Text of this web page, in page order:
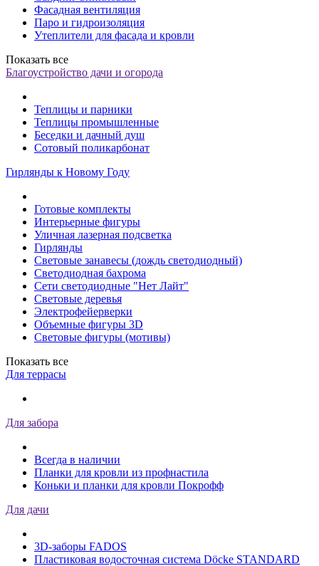
Фасадная вентиляция
Паро и гидроизоляция
Утеплители для фасада и кровли
Показать все
Благоустройство дачи и огорода
Теплицы и парники
Теплицы промышленные
Беседки и дачный душ
Сотовый поликарбонат
Гирлянды к Новому Году
Готовые комплекты
Интерьерные фигуры
Уличная лазерная подсветка
Гирлянды
Световые занавесы (дождь светодиодный)
Светодиодная бахрома
Сети светодиодные "Нет Лайт"
Световые деревья
Электрофейерверки
Объемные фигуры 3D
Световые фигуры (мотивы)
Показать все
Для террасы
Для забора
Всегда в наличии
Планки для кровли из профнастила
Коньки и планки для кровли Покрофф
Для дачи
3D-заборы FADOS
Пластиковая водосточная система Döcke STANDARD